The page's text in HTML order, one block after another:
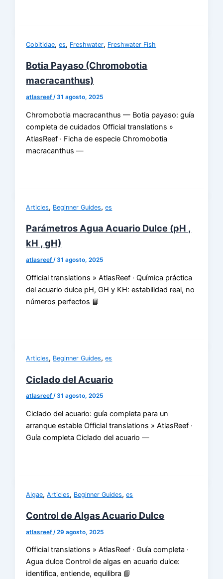
Cobitidae,es, Freshwater, Freshwater Fish
Botia Payaso (Chromobotia
macracanthus)
atlasreef/31 agosto, 2025
Chromobotia macracanthus — Botia payaso: guía
completa de cuidados Official translations »
AtlasReef · Ficha de especie Chromobotia
macracanthus —
Articles, Beginner Guides,es
Parámetros Agua Acuario Dulce (pH ,
kH , gH)
atlasreef/31 agosto, 2025
Official translations » AtlasReef · Química práctica
del acuario dulce pH, GH y KH: estabilidad real, no
números perfectos 📘
Articles, Beginner Guides,es
Ciclado del Acuario
atlasreef/31 agosto, 2025
Ciclado del acuario: guía completa para un
arranque estable Official translations » AtlasReef ·
Guía completa Ciclado del acuario —
Algae,Articles, Beginner Guides,es
Control de Algas Acuario Dulce
atlasreef /29 agosto, 2025
Official translations » AtlasReef · Guía completa ·
Agua dulce Control de algas en acuario dulce:
identifica, entiende, equilibra 📘